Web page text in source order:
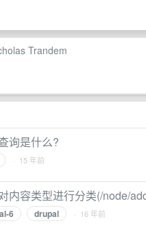
Trandem
询是什么?
· 15 年前
内容类型进行分类(/node/
6 drupal · 16 年前